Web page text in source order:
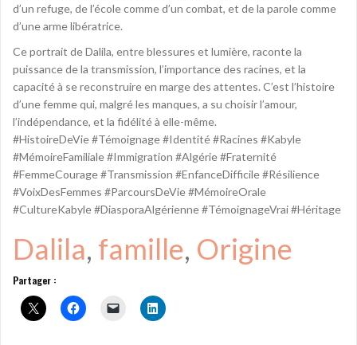
d’un refuge, de l’école comme d’un combat, et de la parole comme
d’une arme libératrice.
Ce portrait de Dalila, entre blessures et lumière, raconte la
puissance de la transmission, l’importance des racines, et la
capacité à se reconstruire en marge des attentes. C’est l’histoire
d’une femme qui, malgré les manques, a su choisir l’amour,
l’indépendance, et la fidélité à elle-même.
#HistoireDeVie #Témoignage #Identité #Racines #Kabyle
#MémoireFamiliale #Immigration #Algérie #Fraternité
#FemmeCourage #Transmission #EnfanceDifficile #Résilience
#VoixDesFemmes #ParcoursDeVie #MémoireOrale
#CultureKabyle #DiasporaAlgérienne #TémoignageVrai #Héritage
Dalila, famille, Origine
Partager :